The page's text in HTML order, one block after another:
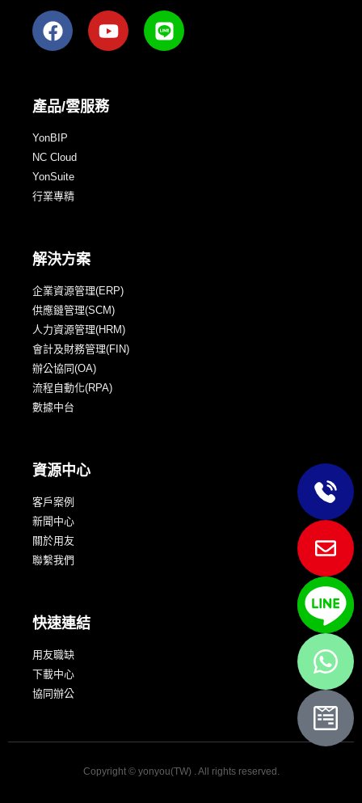
產品/雲服務
YonBIP
NC Cloud
YonSuite
行業專精
解決方案
企業資源管理(ERP)
供應鏈管理(SCM)
人力資源管理(HRM)
會計及財務管理(FIN)
辦公協同(OA)
流程自動化(RPA)
數據中台
資源中心
客戶案例
新聞中心
關於用友
聯繫我們
快速連結
用友職缺
下載中心
協同辦公
Copyright © yonyou(TW) . All rights reserved.